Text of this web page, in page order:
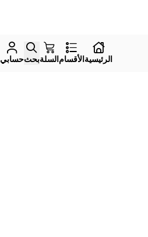
الرئيسية الأقسام السلةبحثحسابي